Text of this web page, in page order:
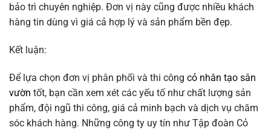
bảo trì chuyên nghiệp. Đơn vị này cũng được nhiều khách
hàng tin dùng vì giá cả hợp lý và sản phẩm bền đẹp.
Kết luận:
Để lựa chọn đơn vị phân phối và thi công cỏ nhân tạo sân
vườn tốt, bạn cần xem xét các yếu tố như chất lượng sản
phẩm, đội ngũ thi công, giá cả minh bạch và dịch vụ chăm
sóc khách hàng. Những công ty uy tín như Tập đoàn Cỏ